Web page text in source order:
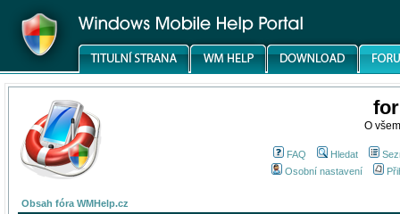
O
FAQ Hledat
Osobní nastavení
Obsah fóra WMHelp.cz